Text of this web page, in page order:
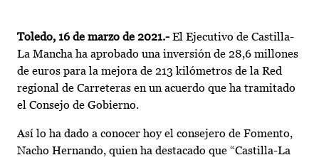
Toledo, 16 de marzo de 2021.- El Ejecutivo de Castilla-
La Mancha ha aprobado una inversión de 28,6 millones
de euros para la mejora de 213 kilómetros de la Red
regional de Carreteras en un acuerdo que ha tramitado
el Consejo de Gobierno.
Así lo ha dado a conocer hoy el consejero de Fomento,
Nacho Hernando, quien ha destacado que “Castilla-La